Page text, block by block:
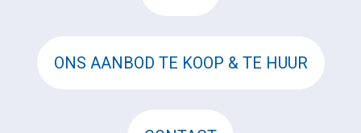
ONS AANBOD TE KOOP & TE HUUR